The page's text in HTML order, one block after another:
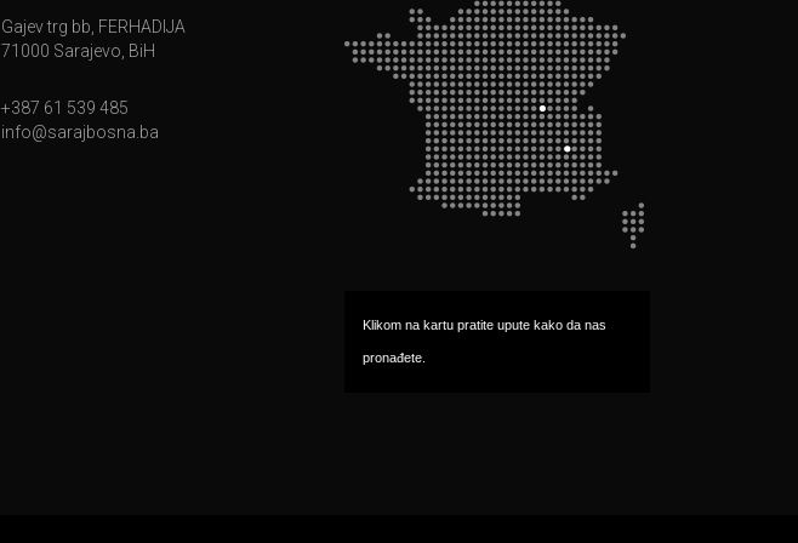
Gajev trg bb, FERHADIJA
71000 Sarajevo, BiH
+387 61 539 485
info@sarajbosna.ba
Klikom na kartu pratite upute kako da nas
pronađete.